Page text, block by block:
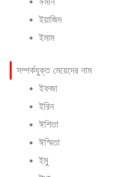
ইয়াজিদ
ইমাম
সম্পর্কযুক্ত মেয়েদের নাম
ইফজা
ইরিন
ঈশিতা
ঈস্মিতা
ইমু